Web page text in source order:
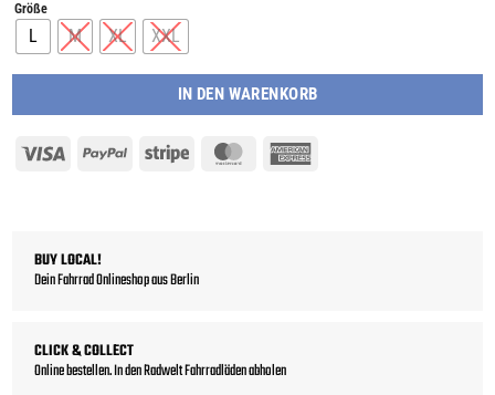
Größe
L M XL XXL
IN DEN WARENKORB
Visa PayPal Stripe MasterCard
BUY LOCAL!
Dein Fahrrad Onlineshop aus Berlin
CLICK & COLLECT
Online bestellen. In den Radwelt Fahrradläden abholen